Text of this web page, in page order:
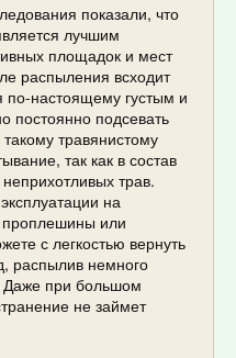
показали, что
лучшим
площадок и мест
распыления всходит
по-настоящему густым и
постоянно подсевать
травянистому
так как в состав
трав.
на
проплешины или
с легкостью вернуть
распылив немного
Даже при большом
не займет